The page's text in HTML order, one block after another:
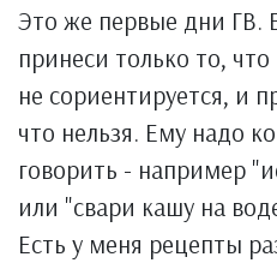
Это же первые дни ГВ.
принеси только то,
не сориентируется, и
что нельзя. Ему надо
говорить - например
или "свари кашу на
Есть у меня рецепты